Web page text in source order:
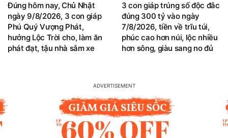
Đúng hôm nay, Chủ Nhật
ngày 9/8/2026, 3 con giáp
Phú Quý Vượng Phát,
hưởng Lộc Trời cho, làm ăn
phát đạt, tậu nhà sắm xe
3 con giáp trúng số độc đắc
đúng 300 tỷ vào ngày
7/8/2026, tiền về trĩu túi,
phúc cao hơn núi, lộc nhiều
hơn sông, giàu sang no đủ